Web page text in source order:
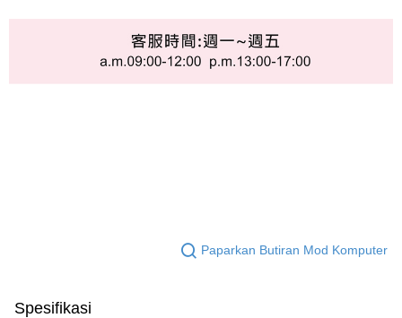
Paparkan Butiran Mod Komputer
Spesifikasi